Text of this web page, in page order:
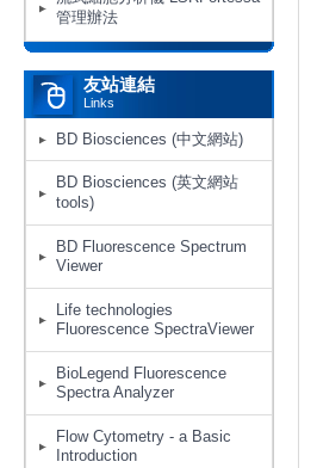
管理辦法
友站連結
Links
BD Biosciences (中文網站)
BD Biosciences (英文網站
tools)
BD Fluorescence Spectrum
Viewer
Life technologies
Fluorescence SpectraViewer
BioLegend Fluorescence
Spectra Analyzer
Flow Cytometry - a Basic
Introduction